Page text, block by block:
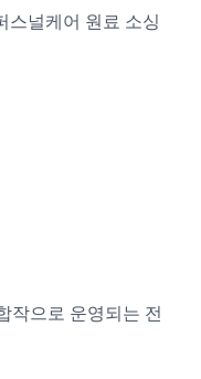
널케어 원료 소싱
작으로 운영되는 전